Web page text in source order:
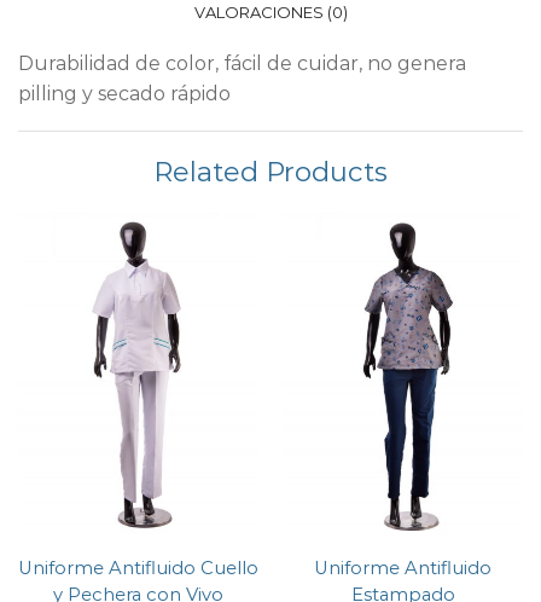
VALORACIONES (0)
Durabilidad de color, fácil de cuidar, no genera
pilling y secado rápido
Related Products
Uniforme Antifluido Cuello
y Pechera con Vivo
Uniforme Antifluido
Estampado